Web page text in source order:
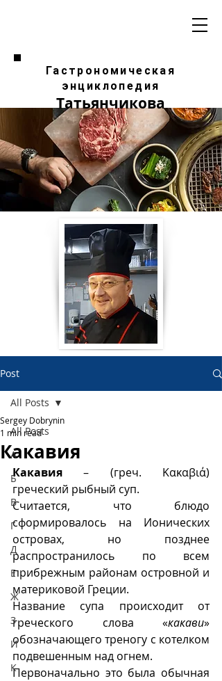
Гастрономическая
энциклопедия
Татьянчикова
Post
All Posts
А
Б
В
Г
Д
Е
Ж
З
И
К
All Posts
Какавия
Sergey Dobrynin
1 min read
Какавия – (греч. Κακαβιά)
греческий рыбный суп.
Считается, что блюдо
сформировалось на Ионических
островах, но позднее
распространилось по всем
прибрежным районам островной и
материковой Греции.
Название супа происходит от
греческого слова «какави»
обозначающего треногу с котелком
подвешенным над огнем.
Первоначально это была обычная